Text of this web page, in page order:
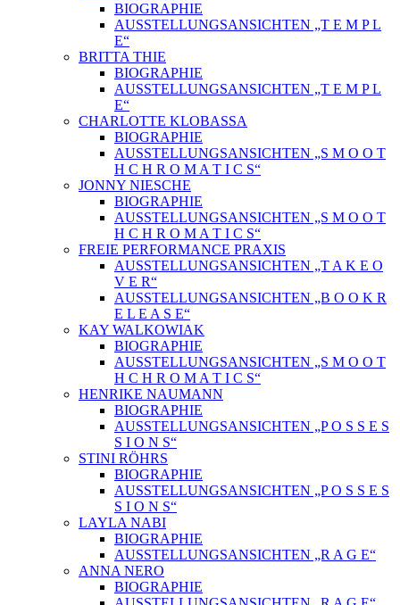
BIOGRAPHIE
AUSSTELLUNGSANSICHTEN „T E M P L
E“
BRITTA THIE
BIOGRAPHIE
AUSSTELLUNGSANSICHTEN „T E M P L
E“
CHARLOTTE KLOBASSA
BIOGRAPHIE
AUSSTELLUNGSANSICHTEN „S M O O T
H C H R O M A T I C S“
JONNY NIESCHE
BIOGRAPHIE
AUSSTELLUNGSANSICHTEN „S M O O T
H C H R O M A T I C S“
FREIE PERFORMANCE PRAXIS
AUSSTELLUNGSANSICHTEN „T A K E O
V E R“
AUSSTELLUNGSANSICHTEN „B O O K R
E L E A S E“
KAY WALKOWIAK
BIOGRAPHIE
AUSSTELLUNGSANSICHTEN „S M O O T
H C H R O M A T I C S“
HENRIKE NAUMANN
BIOGRAPHIE
AUSSTELLUNGSANSICHTEN „P O S S E S
S I O N S“
STINI RÖHRS
BIOGRAPHIE
AUSSTELLUNGSANSICHTEN „P O S S E S
S I O N S“
LAYLA NABI
BIOGRAPHIE
AUSSTELLUNGSANSICHTEN „R A G E“
ANNA NERO
BIOGRAPHIE